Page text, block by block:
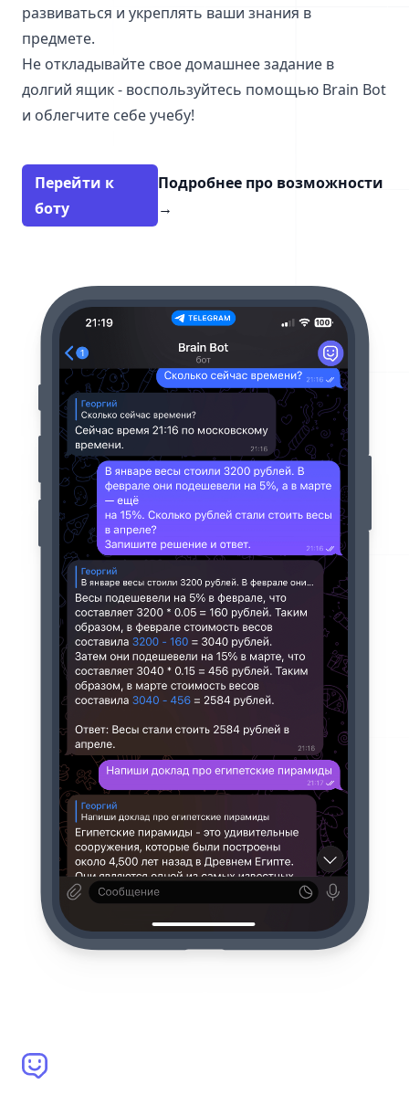
развиваться и укреплять ваши знания в
предмете.
Не откладывайте свое домашнее задание в
долгий ящик - воспользуйтесь помощью Brain Bot
и облегчите себе учебу!
Перейти к
боту
Подробнее про возможности
→